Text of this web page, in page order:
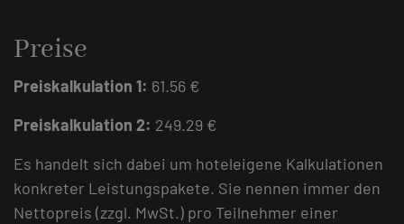
Preise
Preiskalkulation 1: 61.56 €
Preiskalkulation 2: 249.29 €
Es handelt sich dabei um hoteleigene Kalkulationen
konkreter Leistungspakete. Sie nennen immer den
Nettopreis (zzgl. MwSt.) pro Teilnehmer einer